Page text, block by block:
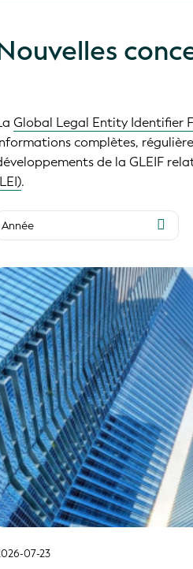
Global Legal Entity Identifier
complètes,
de la GLEIF
.
Année
2025
2024
2023
2022
2021
2020
2019
2018
2017
2016
07-23